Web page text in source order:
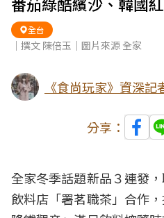
全台
｜撰文 陳倍玉｜圖片來源 全家
《食尚玩家》資深記
分享：
全家冬季話題新品３連發
飲料店「署茗職茶 」合作